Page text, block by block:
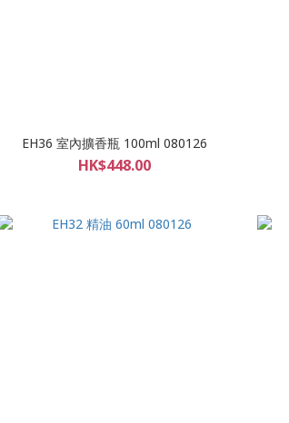
EH36 室內擴香瓶 100ml 080126
HK$448.00